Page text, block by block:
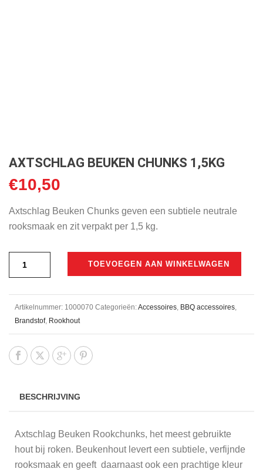
AXTSCHLAG BEUKEN CHUNKS 1,5KG
€10,50
Axtschlag Beuken Chunks geven een subtiele neutrale
rooksmaak en zit verpakt per 1,5 kg.
TOEVOEGEN AAN WINKELWAGEN
Artikelnummer: 1000070 Categorieën:Accessoires, BBQ accessoires,
Brandstof, Rookhout
BESCHRIJVING
Axtschlag Beuken Rookchunks, het meest gebruikte
hout bij roken. Beukenhout levert een subtiele, verfijnde
rooksmaak en geeft daarnaast ook een prachtige kleur